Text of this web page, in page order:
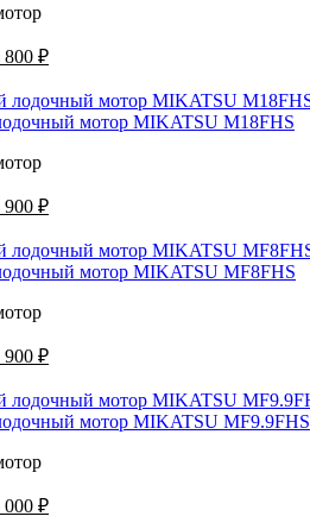
800 ₽
мотор MIKATSU M18FHS
900 ₽
мотор MIKATSU MF8FHS
900 ₽
мотор MIKATSU MF9.9FHS
000 ₽